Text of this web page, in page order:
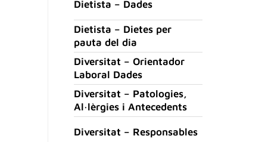
Dietista – Dades
Dietista – Dietes per
pauta del dia
Diversitat – Orientador
Laboral Dades
Diversitat – Patologies,
Al·lèrgies i Antecedents
Diversitat – Responsables